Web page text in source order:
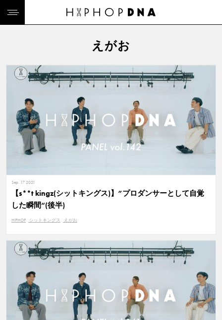
えがお
Sep. 17 2021
【s**t kingz(シットキングス)】”プロダンサーとして自覚
した瞬間“(後半)
HIPHOP シットキングス えがお